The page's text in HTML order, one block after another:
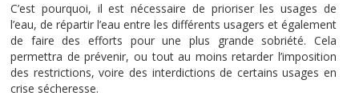
C’est pourquoi, il est nécessaire de prioriser les usages de
l’eau, de répartir l’eau entre les différents usagers et également
de faire des efforts pour une plus grande sobriété. Cela
permettra de prévenir, ou tout au moins retarder l’imposition
des restrictions, voire des interdictions de certains usages en
crise sécheresse.